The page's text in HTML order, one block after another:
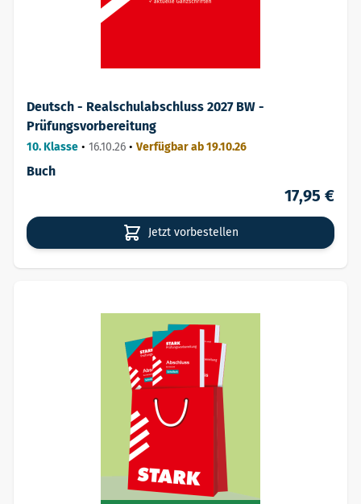
Deutsch - Realschulabschluss 2027 BW -
Prüfungsvorbereitung
10. Klasse • 16.10.26 • Verfügbar ab 19.10.26
Buch
17,95 €
Jetzt vorbestellen